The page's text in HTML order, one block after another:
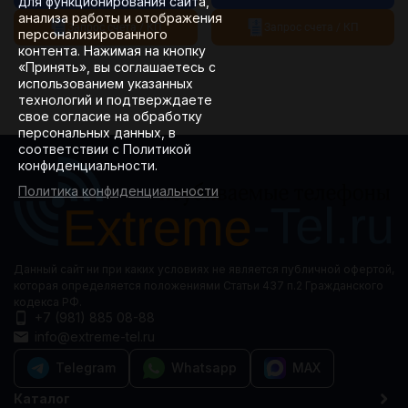
Запрос счета / КП
анализа работы и отображения
персонализированного
контента. Нажимая на кнопку
«Принять», вы соглашаетесь с
использованием указанных
технологий и подтверждаете
свое согласие на обработку
персональных данных, в
соответствии с Политикой
конфиденциальности.
Политика конфиденциальности